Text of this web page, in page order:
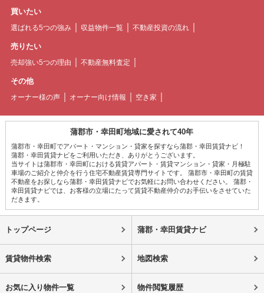
買いたい
選ばれる5つの強み 収益物件一覧 不動産投資の流れ
売りたい
売却強い5つの理由 不動産無料査定
その他
オーナー様の声 オーナー向け情報 空き家
蒲郡市・幸田町地域に愛されて40年
蒲郡市・幸田町でアパート・マンション・貸家を探すなら蒲郡・幸田賃貸ナビ！
蒲郡・幸田賃貸ナビをご利用いただき、ありがとうございます。
当サイトは蒲郡市・幸田町における賃貸アパート・賃貸マンション・貸家・月極駐
車場のご紹介と仲介を行う住宅不動産賃貸専門サイトです。 蒲郡市・幸田町の賃貸
不動産をお探しなら蒲郡・幸田賃貸ナビでお気軽にお問い合わせください。 蒲郡・
幸田賃貸ナビでは、お客様の立場にたって賃貸不動産仲介のお手伝いをさせていた
だきます。
トップページ 蒲郡・幸田賃貸ナビ
賃貸物件検索 地図検索
お気に入り物件一覧 物件閲覧履歴